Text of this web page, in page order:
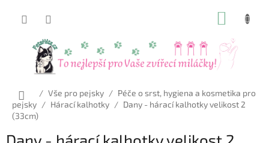
Domů
/ Vše pro pejsky / Péče o srst, hygiena a kosmetika pro
pejsky / Hárací kalhotky / Dany - hárací kalhotky velikost 2
(33cm)